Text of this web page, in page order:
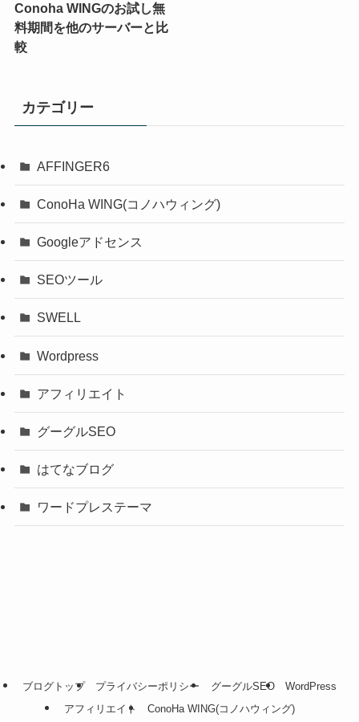
Conoha WINGのお試し無
料期間を他のサーバーと比
較
カテゴリー
AFFINGER6
ConoHa WING(コノハウィング)
Googleアドセンス
SEOツール
SWELL
Wordpress
アフィリエイト
グーグルSEO
はてなブログ
ワードプレステーマ
ブログトップ プライバシーポリシー グーグルSEO
WordPress
アフィリエイト
ConoHa WING(コノハウィング)